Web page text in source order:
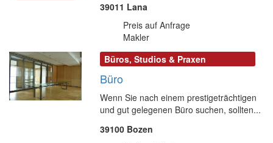
39011 Lana
Preis auf Anfrage
Makler
Büros, Studios & Praxen
Büro
Wenn Sie nach einem prestigeträchtigen
und gut gelegenen Büro suchen, sollten...
39100 Bozen